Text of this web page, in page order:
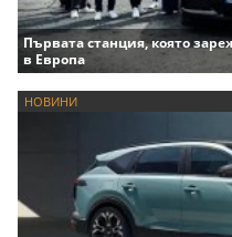
Първата станция, която
в Европа
НОВИНИ